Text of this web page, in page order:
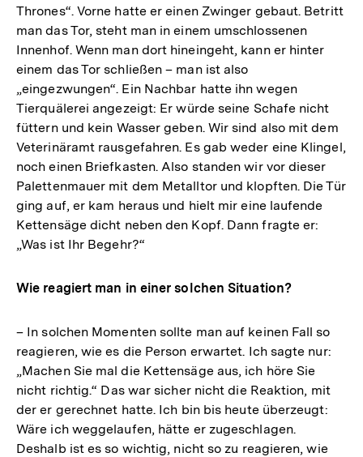
Thrones“. Vorne hatte er einen Zwinger gebaut. Betritt
man das Tor, steht man in einem umschlossenen
Innenhof. Wenn man dort hineingeht, kann er hinter
einem das Tor schließen – man ist also
„eingezwungen“. Ein Nachbar hatte ihn wegen
Tierquälerei angezeigt: Er würde seine Schafe nicht
füttern und kein Wasser geben. Wir sind also mit dem
Veterinäramt rausgefahren. Es gab weder eine Klingel,
noch einen Briefkasten. Also standen wir vor dieser
Palettenmauer mit dem Metalltor und klopften. Die Tür
ging auf, er kam heraus und hielt mir eine laufende
Kettensäge dicht neben den Kopf. Dann fragte er:
„Was ist Ihr Begehr?“
Wie reagiert man in einer solchen Situation?
– In solchen Momenten sollte man auf keinen Fall so
reagieren, wie es die Person erwartet. Ich sagte nur:
„Machen Sie mal die Kettensäge aus, ich höre Sie
nicht richtig.“ Das war sicher nicht die Reaktion, mit
der er gerechnet hatte. Ich bin bis heute überzeugt:
Wäre ich weggelaufen, hätte er zugeschlagen.
Deshalb ist es so wichtig, nicht so zu reagieren, wie